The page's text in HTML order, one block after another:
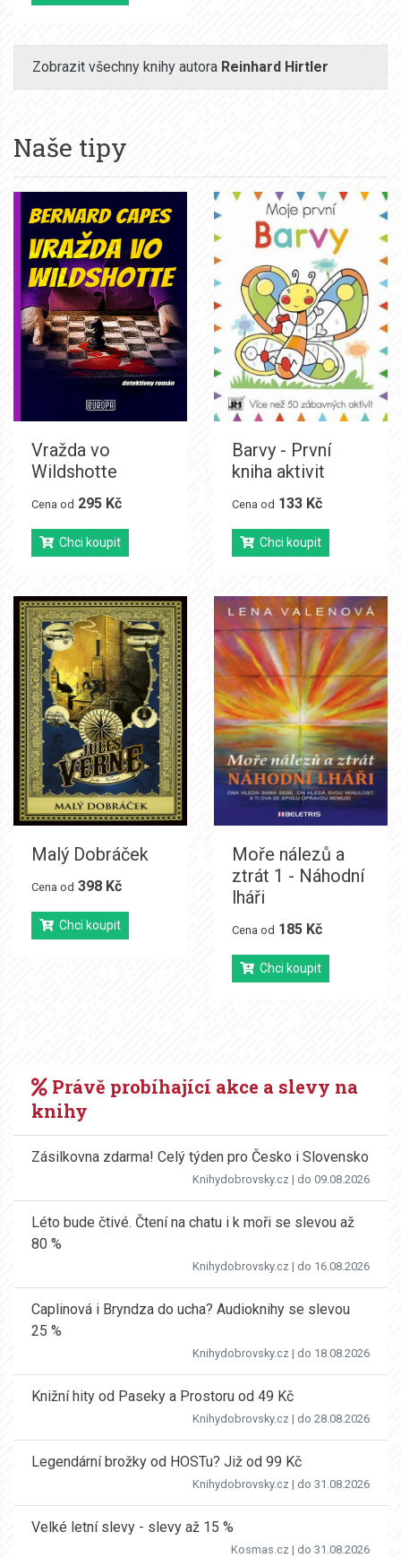
Zobrazit všechny knihy autora Reinhard Hirtler
Naše tipy
Vražda vo
Wildshotte
Cena od 295 Kč
Chci koupit
Barvy - První
kniha aktivit
Cena od 133 Kč
Chci koupit
Malý Dobráček
Cena od 398 Kč
Chci koupit
Moře nálezů a
ztrát 1 - Náhodní
lháři
Cena od 185 Kč
Chci koupit
Právě probíhající akce a slevy na
knihy
Zásilkovna zdarma! Celý týden pro Česko i Slovensko
Knihydobrovsky.cz | do 09.08.2026
Léto bude čtivé. Čtení na chatu i k moři se slevou až
80 %
Knihydobrovsky.cz | do 16.08.2026
Caplinová i Bryndza do ucha? Audioknihy se slevou
25 %
Knihydobrovsky.cz | do 18.08.2026
Knižní hity od Paseky a Prostoru od 49 Kč
Knihydobrovsky.cz | do 28.08.2026
Legendární brožky od HOSTu? Již od 99 Kč
Knihydobrovsky.cz | do 31.08.2026
Velké letní slevy - slevy až 15 %
Kosmas.cz | do 31.08.2026